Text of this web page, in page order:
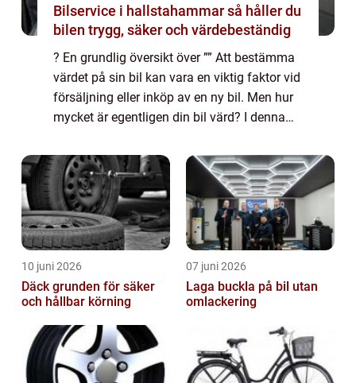
Bilservice i hallstahammar så håller du
bilen trygg, säker och värdebeständig
? En grundlig översikt över ”” Att bestämma
värdet på sin bil kan vara en viktig faktor vid
försäljning eller inköp av en ny bil. Men hur
mycket är egentligen din bil värd? I denna
av bilvärde...
10 juni 2026
Däck grunden för säker
och hållbar körning
07 juni 2026
Laga buckla på bil utan
omlackering